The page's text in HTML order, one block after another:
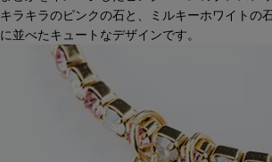
キラキラのピンクの石と、ミルキーホワイトの
に並べたキュートなデザインです。